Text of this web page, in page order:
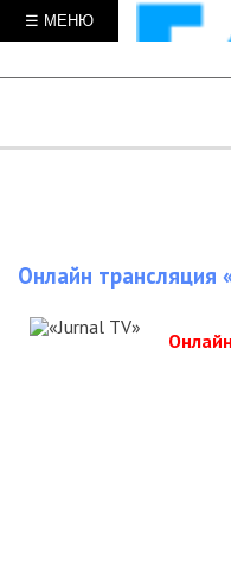
☰ МЕНЮ
Онлайн трансляция